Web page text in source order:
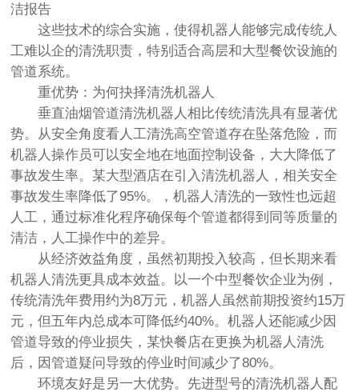
洁报告
这些技术的综合实施，使得机器人能够完成传统人
工难以企的清洗职责，特别适合高层和大型餐饮设施的
管道系统。
重优势：为何抉择清洗机器人
垂直油烟管道清洗机器人相比传统清洗具有显著优
势。从安全角度看人工清洗高空管道存在坠落危险，而
机器人操作员可以安全地在地面控制设备，大大降低了
事故发生率。某大型酒店在引入清洗机器人，相关安全
事故发生率降低了95%。，机器人清洗的一致性也远超
人工，通过标准化程序确保每个管道都得到同等质量的
清洁，人工操作中的差异。
从经济效益角度，虽然初期投入较高，但长期来看
机器人清洗更具成本效益。以一个中型餐饮企业为例，
传统清洗年费用约为8万元，机器人虽然前期投资约15万
元，但五年内总成本可降低约40%。机器人还能减少因
管道导致的停业损失，某快餐店在更换为机器人清洗
后，因管道疑问导致的停业时间减少了80%。
环境友好是另一大优势。先进型号的清洗机器人配